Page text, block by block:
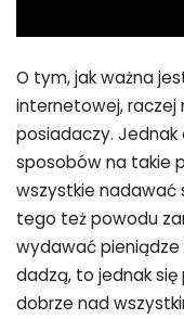
O tym, jak ważna
internetowej, raczej
posiadaczy.
sposobów na takie
wszystkie nadawać
tego też powodu
wydawać pieniądze
dadzą, to jednak
dobrze nad